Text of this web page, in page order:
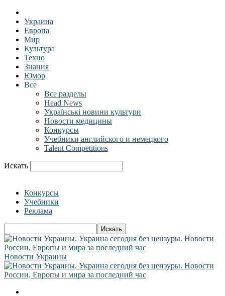
Украина
Европа
Мир
Культура
Техно
Знания
Юмор
Все
Все разделы
Head News
Українські новини культури
Новости медицины
Конкурсы
Учебники английского и немецкого
Talent Competitions
Искать
Конкурсы
Учебники
Реклама
Новости Украины